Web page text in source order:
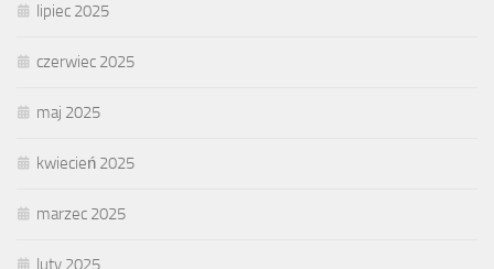
lipiec 2025
czerwiec 2025
maj 2025
kwiecień 2025
marzec 2025
luty 2025